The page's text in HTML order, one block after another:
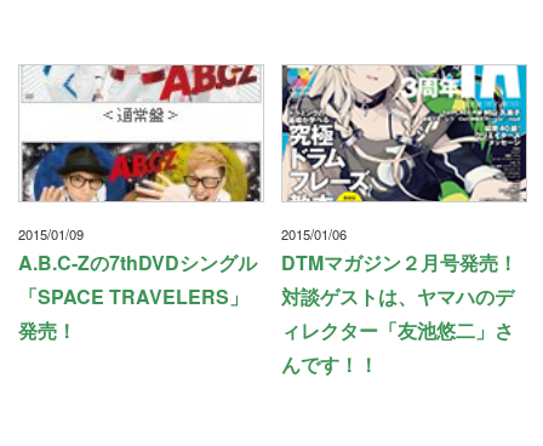
2015/01/09
A.B.C-Zの7thDVDシングル
「SPACE TRAVELERS」
発売！
2015/01/06
DTMマガジン２月号発売！
対談ゲストは、ヤマハのデ
ィレクター「友池悠二」さ
んです！！